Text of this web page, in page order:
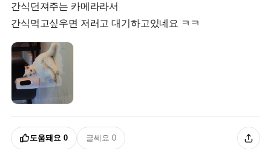
간식던져주는 카메라라서
간식먹고싶우면 저러고 대기하고있네요 ㅋㅋ
도움돼요 0 글쎄요 0